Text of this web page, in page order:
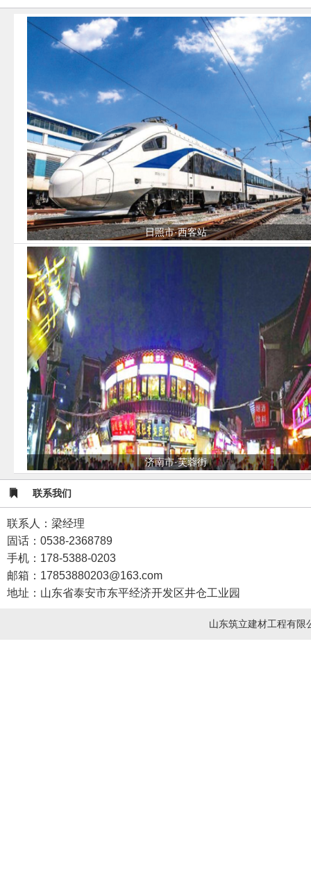
日照市·西客站
济南市·芙蓉街
联系我们
联系人：梁经理
固话：0538-2368789
手机：178-5388-0203
邮箱：17853880203@163.com
地址：山东省泰安市东平经济开发区井仓工业园
山东筑立建材工程有